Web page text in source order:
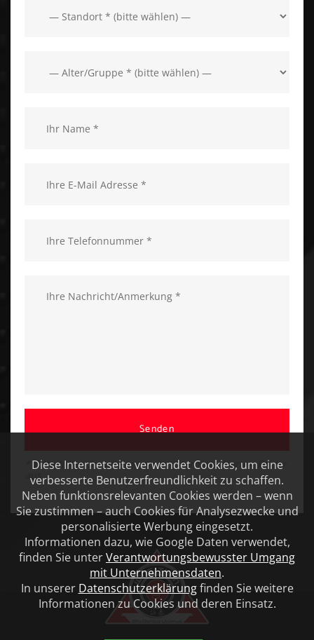
Senden
* Bitte füllen Sie alle mit einem Stern markierten Felder
aus
Diese Internetseite verwendet Cookies, um eine
verbesserte Benutzerfreundlichkeit zu schaffen.
Neben funktionsrelevanten Cookies werden – wenn
Sie zustimmen – auch Cookies für Analysezwecke und
personalisierte Werbung eingesetzt.
Informationen dazu, wie Google Daten verwendet,
finden Sie unterVerantwortungsbewusster Umgang
mit Unternehmensdaten.
In unserer Datenschutzerklärungfinden Sie weitere
Informationen zu Cookies und deren Einsatz.